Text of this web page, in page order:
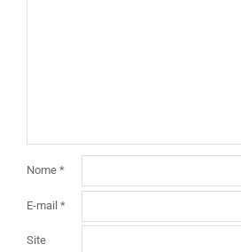
Nome *
E-mail *
Site